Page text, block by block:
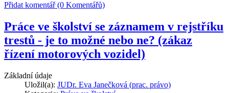
Přidat komentář (0 Komentářů)
Práce ve školství se záznamem v rejstříku
trestů - je to možné nebo ne? (zákaz
řízení motorových vozidel)
Základní údaje
Uložil(a): JUDr. Eva Janečková (prac. právo)